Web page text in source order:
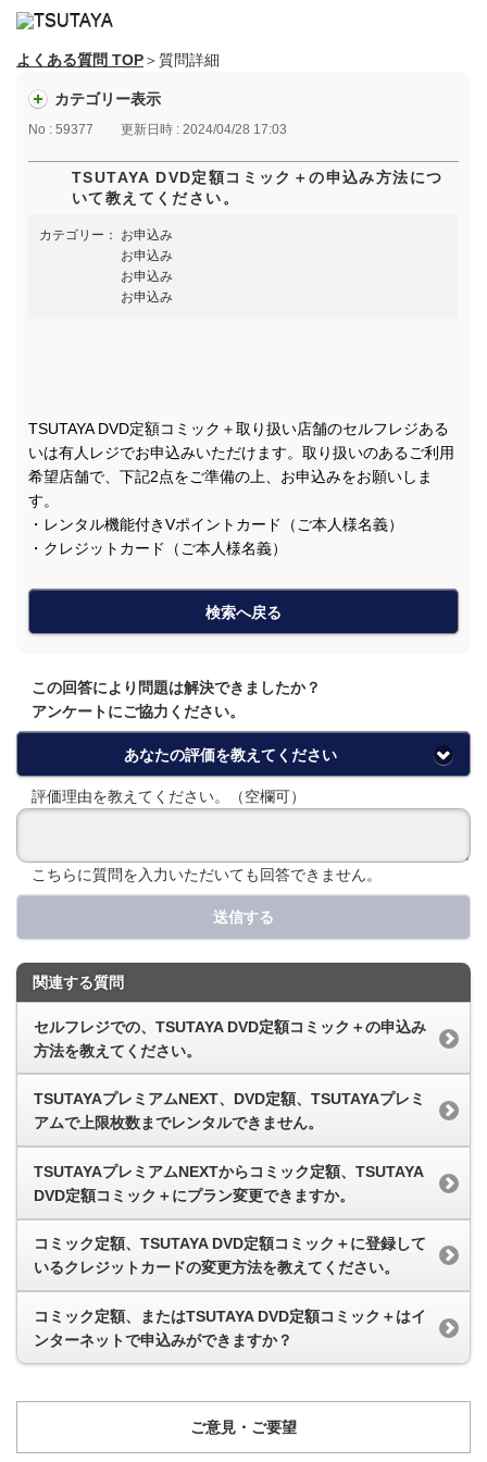
よくある質問 TOP＞質問詳細
カテゴリー表示
No : 59377 更新日時 : 2024/04/28 17:03
TSUTAYA DVD定額コミック＋の申込み方法につ
いて教えてください。
カテゴリー：
お申込み
お申込み
お申込み
お申込み
TSUTAYA DVD定額コミック＋取り扱い店舗のセルフレジある
いは有人レジでお申込みいただけます。取り扱いのあるご利用
希望店舗で、下記2点をご準備の上、お申込みをお願いしま
す。
・レンタル機能付きVポイントカード（ご本人様名義）
・クレジットカード（ご本人様名義）
検索へ戻る
この回答により問題は解決できましたか？
アンケートにご協力ください。
あなたの評価を教えてください
評価理由を教えてください。（空欄可）
こちらに質問を入力いただいても回答できません。
送信する
関連する質問
セルフレジでの、TSUTAYA DVD定額コミック＋の申込み
方法を教えてください。
TSUTAYAプレミアムNEXT、DVD定額、TSUTAYAプレミ
アムで上限枚数までレンタルできません。
TSUTAYAプレミアムNEXTからコミック定額、TSUTAYA
DVD定額コミック＋にプラン変更できますか。
コミック定額、TSUTAYA DVD定額コミック＋に登録して
いるクレジットカードの変更方法を教えてください。
コミック定額、またはTSUTAYA DVD定額コミック＋はイ
ンターネットで申込みができますか？
ご意見・ご要望